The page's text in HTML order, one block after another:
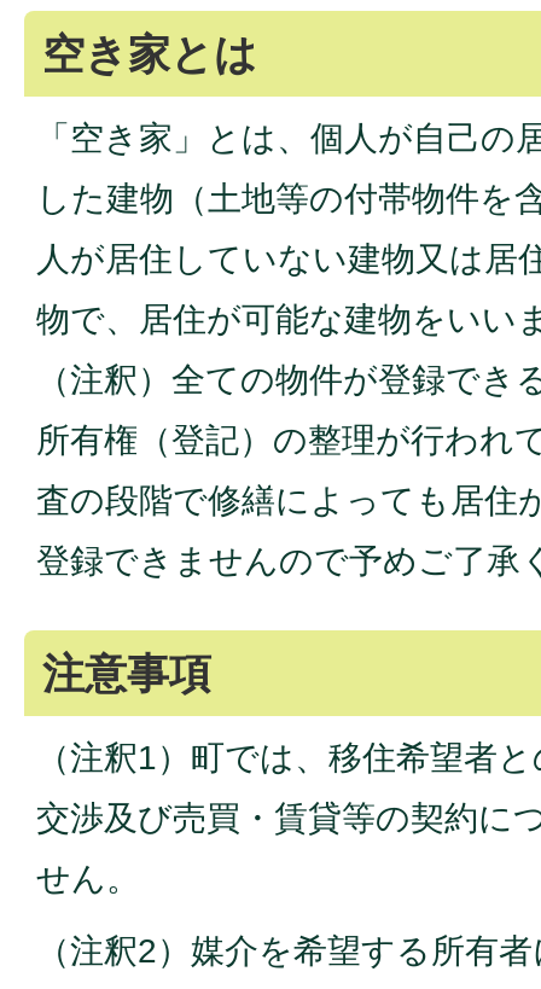
空き家とは
「空き家」とは、個人が自己の
した建物（土地等の付帯物件を
人が居住していない建物又は居
物で、居住が可能な建物をいい
（注釈）全ての物件が登録で
所有権（登記）の整理が行われ
査の段階で修繕によっても居住
登録できませんので予めご了承
注意事項
（注釈1）町では、移住希望者
交渉及び売買・賃貸等の契約に
せん。
（注釈2）媒介を希望する所有